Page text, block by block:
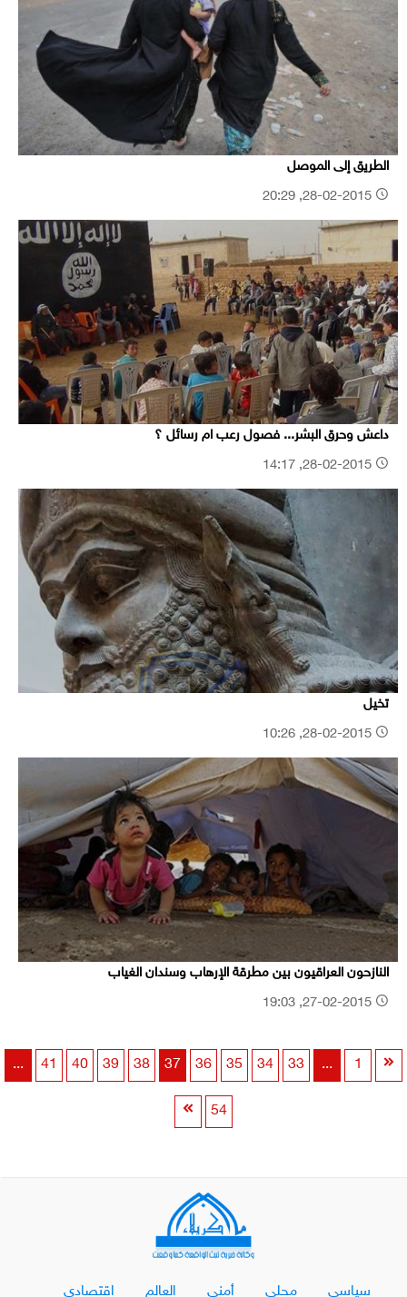
الطريق إلى الموصل
داعش وحرق البشر... فصول رعب ام رسائل ؟
تخيل
النازحون العراقيون بين مطرقة الإرهاب وسندان الغياب
1
...
33
34
35
36
37
38
39
40
41
...
54
سياسي محلي أمني العالم اقتصادي